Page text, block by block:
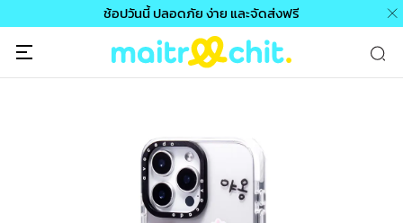
ช้อปวันนี้ ปลอดภัย ง่าย และจัดส่งฟรี